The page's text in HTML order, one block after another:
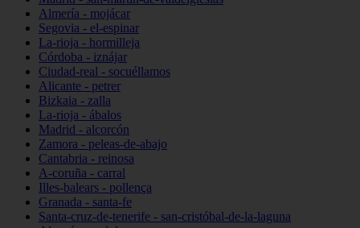
Almería - mojácar
Segovia - el-espinar
La-rioja - hormilleja
Córdoba - iznájar
Ciudad-real - socuéllamos
Alicante - petrer
Bizkaia - zalla
La-rioja - ábalos
Madrid - alcorcón
Zamora - peleas-de-abajo
Cantabria - reinosa
A-coruña - carral
Illes-balears - pollença
Granada - santa-fe
Santa-cruz-de-tenerife - san-cristóbal-de-la-laguna